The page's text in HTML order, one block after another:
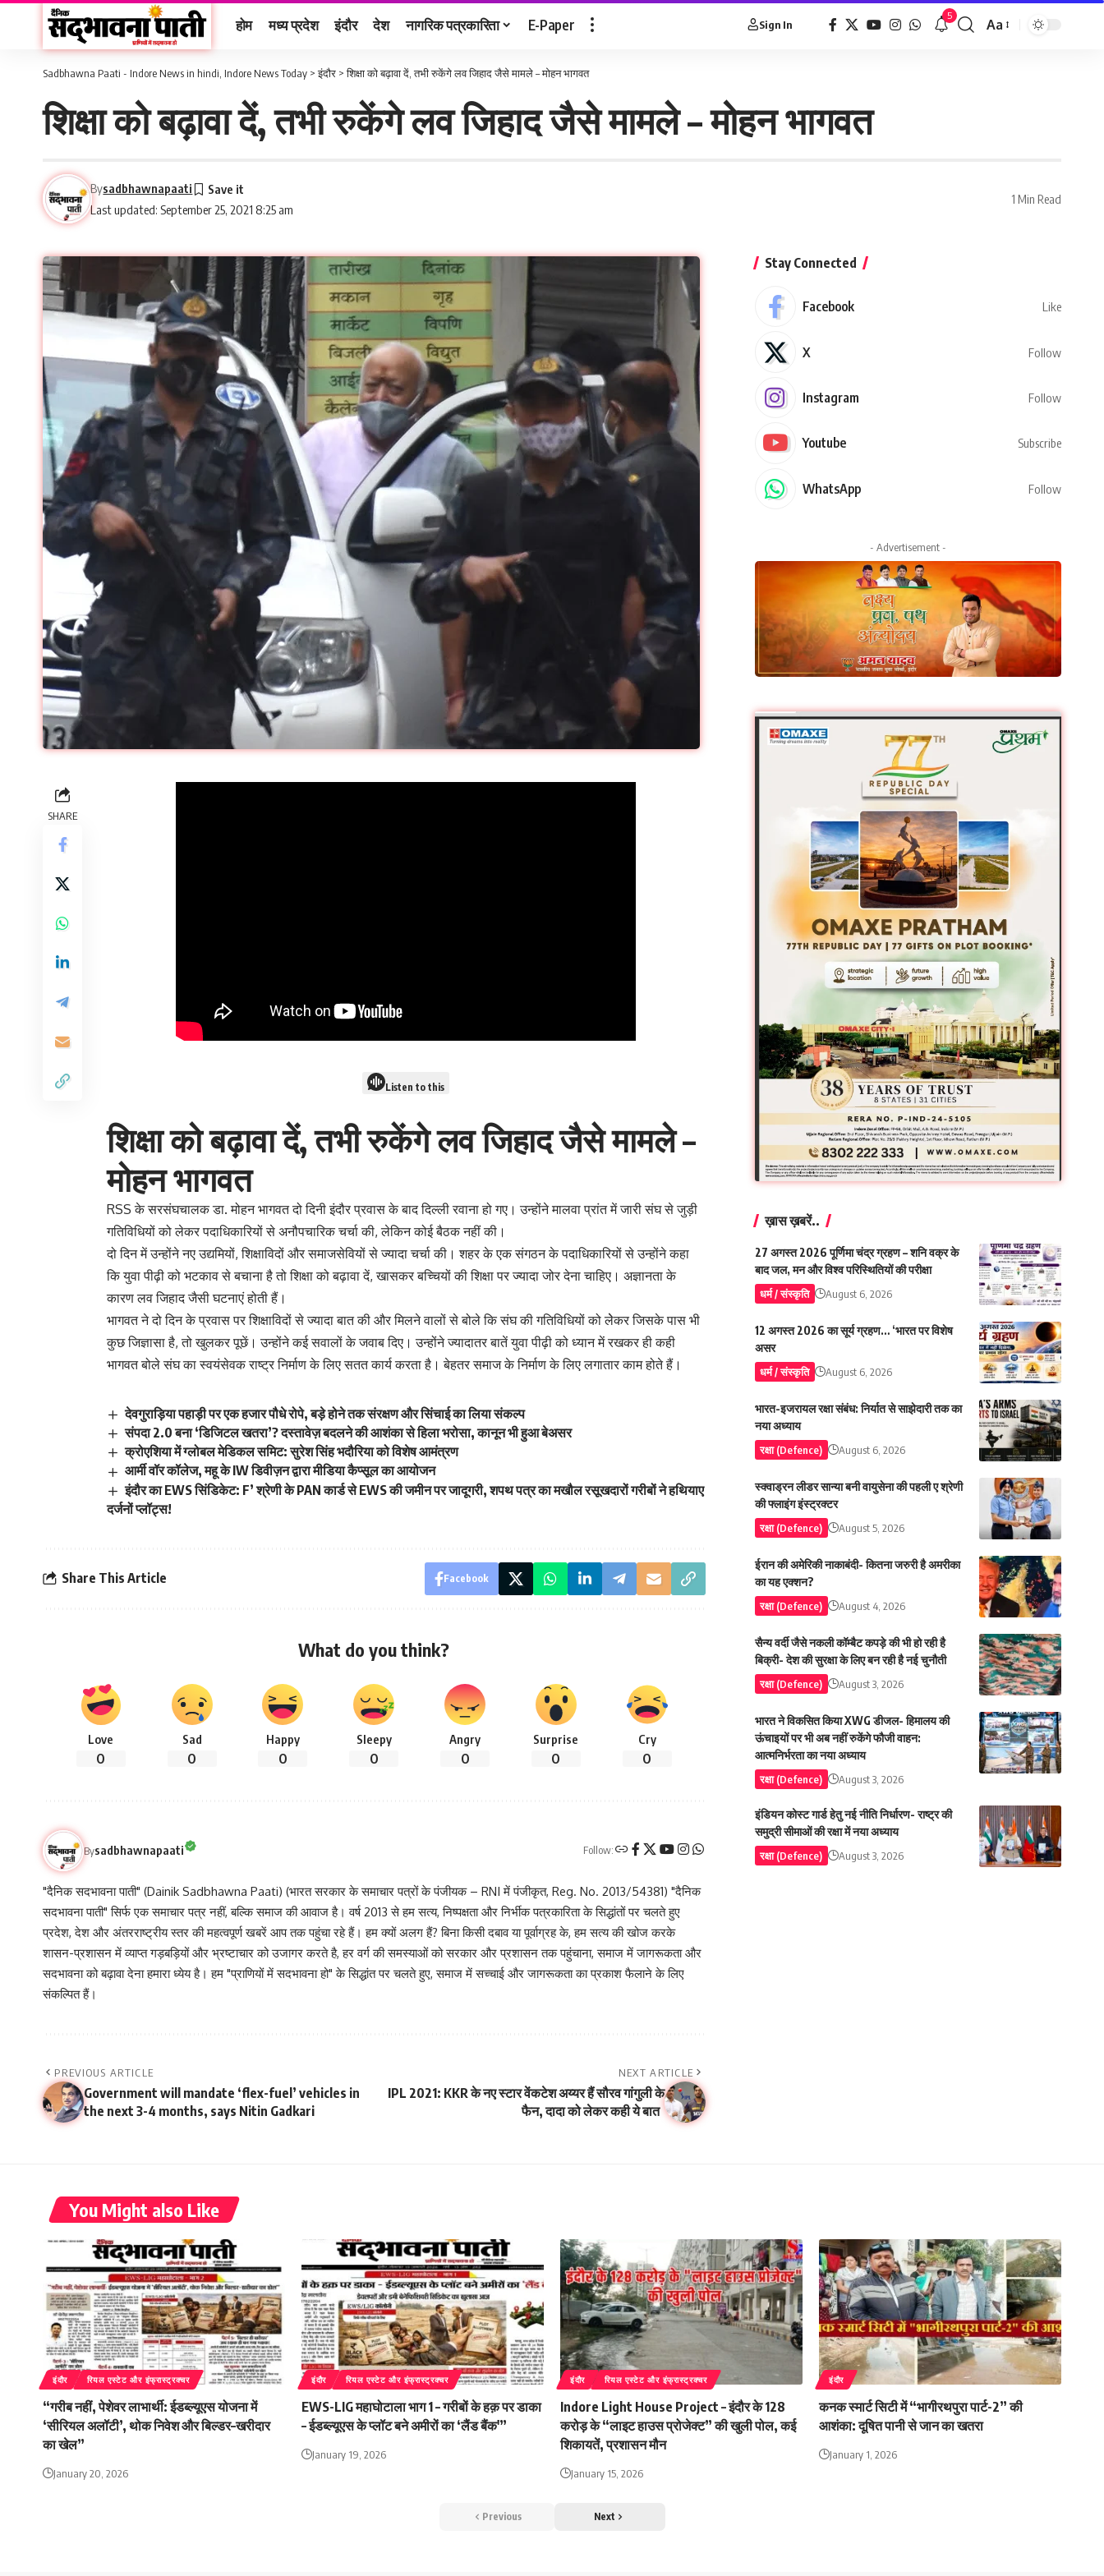
होम मध्य प्रदेश इंदौर देश नागरिक पत्रकारिता E-Paper Sign In
5
Aa
Sadbhawna Paati - Indore News in hindi, Indore News Today >इंदौर >शिक्षा को बढ़ावा दें, तभी रुकेंगे लव जिहाद जैसे मामले – मोहन भागवत
शिक्षा को बढ़ावा दें, तभी रुकेंगे लव जिहाद जैसे मामले – मोहन भागवत
Last updated: September 25, 2021 8:25 am
Bysadbhawnapaati
1 Min Read
SHARE
Listen to this
शिक्षा को बढ़ावा दें, तभी रुकेंगे लव जिहाद जैसे मामले –
मोहन भागवत
RSS के सरसंघचालक डा. मोहन भागवत दो दिनी इंदौर प्रवास के बाद दिल्ली रवाना हो गए। उन्होंने मालवा प्रांत में जारी संघ से जुड़ी
गतिविधियों को लेकर पदाधिकारियों से अनौपचारिक चर्चा की, लेकिन कोई बैठक नहीं की।
दो दिन में उन्होंने नए उद्यमियों, शिक्षाविदों और समाजसेवियों से ज्यादा चर्चा की। शहर के एक संगठन के पदाधिकारियों से उन्होंने कहा
कि युवा पीढ़ी को भटकाव से बचाना है तो शिक्षा को बढ़ावा दें, खासकर बच्चियों की शिक्षा पर ज्यादा जोर देना चाहिए। अज्ञानता के
कारण लव जिहाद जैसी घटनाएं होती हैं।
भागवत ने दो दिन के प्रवास पर शिक्षाविदों से ज्यादा बात की और मिलने वालों से बोले कि संघ की गतिविधियों को लेेकर जिसके पास भी
कुछ जिज्ञासा है, तो खुलकर पूछें। उन्होंने कई सवालों के जवाब दिए। उन्होंने ज्यादातर बातें युवा पीढ़ी को ध्यान में रखकर ही कही
भागवत बोले संघ का स्वयंसेवक राष्ट्र निर्माण के लिए सतत कार्य करता है। बेहतर समाज के निर्माण के लिए लगातार काम होते हैं।
देवगुराड़िया पहाड़ी पर एक हजार पौधे रोपे, बड़े होने तक संरक्षण और सिंचाई का लिया संकल्प
संपदा 2.0 बना ‘डिजिटल खतरा’? दस्तावेज़ बदलने की आशंका से हिला भरोसा, कानून भी हुआ बेअसर
क्रोएशिया में ग्लोबल मेडिकल समिट: सुरेश सिंह भदौरिया को विशेष आमंत्रण
आर्मी वॉर कॉलेज, महू के IW डिवीज़न द्वारा मीडिया कैप्सूल का आयोजन
इंदौर का EWS सिंडिकेट: F’ श्रेणी के PAN कार्ड से EWS की जमीन पर जादूगरी, शपथ पत्र का मखौल रसूखदारों गरीबों ने हथियाए
दर्जनों प्लॉट्स!
Share This Article Facebook
What do you think?
Love
0
Sad
0
Happy
0
Sleepy
0
Angry
0
Surprise
0
Cry
0
Bysadbhawnapaati Follow:
"दैनिक सदभावना पाती" (Dainik Sadbhawna Paati) (भारत सरकार के समाचार पत्रों के पंजीयक – RNI में पंजीकृत, Reg. No. 2013/54381) "दैनिक
सदभावना पाती" सिर्फ एक समाचार पत्र नहीं, बल्कि समाज की आवाज है। वर्ष 2013 से हम सत्य, निष्पक्षता और निर्भीक पत्रकारिता के सिद्धांतों पर चलते हुए
प्रदेश, देश और अंतरराष्ट्रीय स्तर की महत्वपूर्ण खबरें आप तक पहुंचा रहे हैं। हम क्यों अलग हैं? बिना किसी दबाव या पूर्वाग्रह के, हम सत्य की खोज करके
शासन-प्रशासन में व्याप्त गड़बड़ियों और भ्रष्टाचार को उजागर करते है, हर वर्ग की समस्याओं को सरकार और प्रशासन तक पहुंचाना, समाज में जागरूकता और
सदभावना को बढ़ावा देना हमारा ध्येय है। हम "प्राणियों में सदभावना हो" के सिद्धांत पर चलते हुए, समाज में सच्चाई और जागरूकता का प्रकाश फैलाने के लिए
संकल्पित हैं।
PREVIOUS ARTICLE
Government will mandate ‘flex-fuel’ vehicles in
the next 3-4 months, says Nitin Gadkari
NEXT ARTICLE
IPL 2021: KKR के नए स्टार वेंकटेश अय्यर हैं सौरव गांगुली के
फैन, दादा को लेकर कही ये बात
Stay Connected
Facebook Like
X Follow
Instagram Follow
Youtube Subscribe
WhatsApp Follow
- Advertisement -
ख़ास ख़बरें..
27 अगस्त 2026 पूर्णिमा चंद्र ग्रहण – शनि वक्र के
बाद जल, मन और विश्व परिस्थितियों की परीक्षा
धर्म / संस्कृति August 6, 2026
12 अगस्त 2026 का सूर्य ग्रहण… ‘भारत पर विशेष
असर
धर्म / संस्कृति August 6, 2026
भारत-इजरायल रक्षा संबंध: निर्यात से साझेदारी तक का
नया अध्याय
रक्षा (Defence) August 6, 2026
स्क्वाड्रन लीडर सान्या बनी वायुसेना की पहली ए श्रेणी
की फ्लाइंग इंस्ट्रक्टर
रक्षा (Defence) August 5, 2026
ईरान की अमेरिकी नाकाबंदी- कितना जरुरी है अमरीका
का यह एक्शन?
रक्षा (Defence) August 4, 2026
सैन्य वर्दी जैसे नकली कॉम्बैट कपड़े की भी हो रही है
बिक्री- देश की सुरक्षा के लिए बन रही है नई चुनौती
रक्षा (Defence) August 3, 2026
भारत ने विकसित किया XWG डीजल- हिमालय की
ऊंचाइयों पर भी अब नहीं रुकेंगे फौजी वाहन:
आत्मनिर्भरता का नया अध्याय
रक्षा (Defence) August 3, 2026
इंडियन कोस्ट गार्ड हेतु नई नीति निर्धारण- राष्ट्र की
समुद्री सीमाओं की रक्षा में नया अध्याय
रक्षा (Defence) August 3, 2026
You Might also Like
इंदौर रियल एस्टेट और इंफ्रास्ट्रक्चर
“गरीब नहीं, पेशेवर लाभार्थी: ईडब्ल्यूएस योजना में
‘सीरियल अलॉटी’, थोक निवेश और बिल्डर–खरीदार
का खेल”
January 20, 2026
इंदौर रियल एस्टेट और इंफ्रास्ट्रक्चर
EWS-LIG महाघोटाला भाग 1 – गरीबों के हक़ पर डाका
– ईडब्ल्यूएस के प्लॉट बने अमीरों का ‘लैंड बैंक'”
January 19, 2026
इंदौर रियल एस्टेट और इंफ्रास्ट्रक्चर
Indore Light House Project – इंदौर के 128
करोड़ के “लाइट हाउस प्रोजेक्ट” की खुली पोल, कई
शिकायतें, प्रशासन मौन
January 15, 2026
इंदौर
कनक स्मार्ट सिटी में “भागीरथपुरा पार्ट-2” की
आशंका: दूषित पानी से जान का खतरा
January 1, 2026
Previous Next